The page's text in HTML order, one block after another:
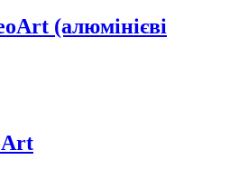
(алюмінієві